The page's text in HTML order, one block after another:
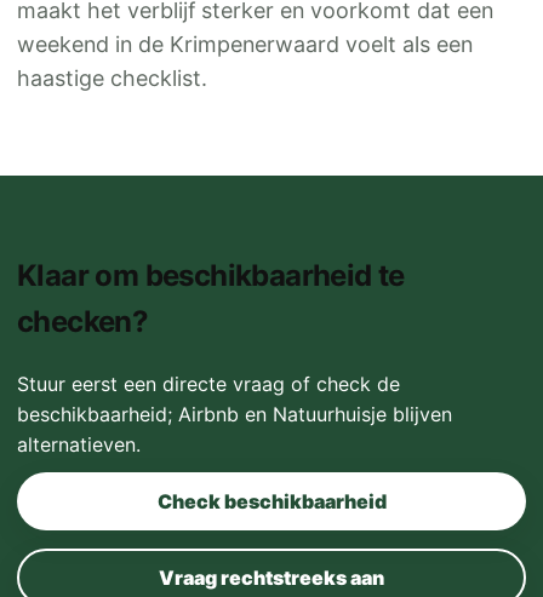
maakt het verblijf sterker en voorkomt dat een
weekend in de Krimpenerwaard voelt als een
haastige checklist.
Klaar om beschikbaarheid te
checken?
Stuur eerst een directe vraag of check de
beschikbaarheid; Airbnb en Natuurhuisje blijven
alternatieven.
Check beschikbaarheid
Vraag rechtstreeks aan